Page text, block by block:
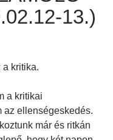
13.)
a kritika.
a kritikai
az ellenségeskedés.
már és ritkán